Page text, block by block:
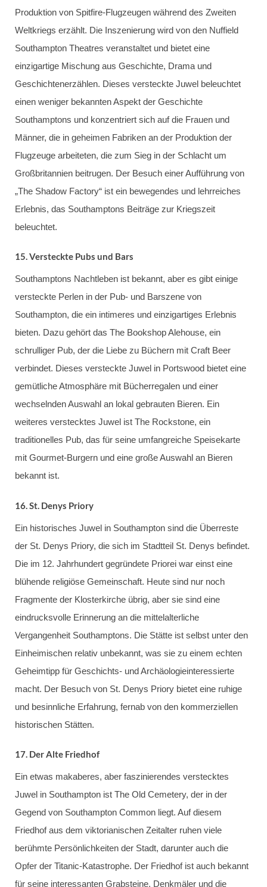
Produktion von Spitfire-Flugzeugen während des Zweiten
Weltkriegs erzählt. Die Inszenierung wird von den Nuffield
Southampton Theatres veranstaltet und bietet eine
einzigartige Mischung aus Geschichte, Drama und
Geschichtenerzählen. Dieses versteckte Juwel beleuchtet
einen weniger bekannten Aspekt der Geschichte
Southamptons und konzentriert sich auf die Frauen und
Männer, die in geheimen Fabriken an der Produktion der
Flugzeuge arbeiteten, die zum Sieg in der Schlacht um
Großbritannien beitrugen. Der Besuch einer Aufführung von
„The Shadow Factory“ ist ein bewegendes und lehrreiches
Erlebnis, das Southamptons Beiträge zur Kriegszeit
beleuchtet.
15.Versteckte Pubs und Bars
Southamptons Nachtleben ist bekannt, aber es gibt einige
versteckte Perlen in der Pub- und Barszene von
Southampton, die ein intimeres und einzigartiges Erlebnis
bieten. Dazu gehört das The Bookshop Alehouse, ein
schrulliger Pub, der die Liebe zu Büchern mit Craft Beer
verbindet. Dieses versteckte Juwel in Portswood bietet eine
gemütliche Atmosphäre mit Bücherregalen und einer
wechselnden Auswahl an lokal gebrauten Bieren. Ein
weiteres verstecktes Juwel ist The Rockstone, ein
traditionelles Pub, das für seine umfangreiche Speisekarte
mit Gourmet-Burgern und eine große Auswahl an Bieren
bekannt ist.
16.St. Denys Priory
Ein historisches Juwel in Southampton sind die Überreste
der St. Denys Priory, die sich im Stadtteil St. Denys befindet.
Die im 12. Jahrhundert gegründete Priorei war einst eine
blühende religiöse Gemeinschaft. Heute sind nur noch
Fragmente der Klosterkirche übrig, aber sie sind eine
eindrucksvolle Erinnerung an die mittelalterliche
Vergangenheit Southamptons. Die Stätte ist selbst unter den
Einheimischen relativ unbekannt, was sie zu einem echten
Geheimtipp für Geschichts- und Archäologieinteressierte
macht. Der Besuch von St. Denys Priory bietet eine ruhige
und besinnliche Erfahrung, fernab von den kommerziellen
historischen Stätten.
17. Der Alte Friedhof
Ein etwas makaberes, aber faszinierendes verstecktes
Juwel in Southampton ist The Old Cemetery, der in der
Gegend von Southampton Common liegt. Auf diesem
Friedhof aus dem viktorianischen Zeitalter ruhen viele
berühmte Persönlichkeiten der Stadt, darunter auch die
Opfer der Titanic-Katastrophe. Der Friedhof ist auch bekannt
für seine interessanten Grabsteine, Denkmäler und die